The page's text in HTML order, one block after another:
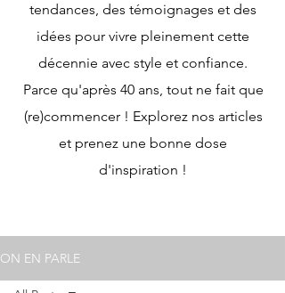
tendances, des témoignages et des
idées pour vivre pleinement cette
décennie avec style et confiance.
Parce qu'après 40 ans, tout ne fait que
(re)commencer ! Explorez nos articles
et prenez une bonne dose
d'inspiration !
ON EN PARLE